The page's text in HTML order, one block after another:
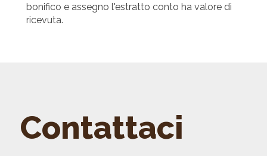
bonifico e assegno l'estratto conto ha valore di
ricevuta.
Contattaci